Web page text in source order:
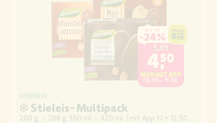
BIS ZU
-24%
5,49
4,50
NUR MIT APP
05.08.- 11.08.
DENNREE
❄ Stieleis- Multipack
260 g – 288 g 360 ml – 420 ml (mit App 1 l = 12,50 / 10,71